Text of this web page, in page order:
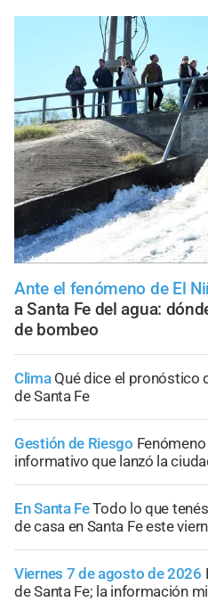
Ante el fenómeno de El
a Santa Fe del agua:
de bombeo
Clima Qué dice el pronóstico
de Santa Fe
Gestión de Riesgo
informativo que lanzó la
En Santa FeTodo lo que
de casa en Santa Fe este
Viernes 7 de agosto de 2026
de Santa Fe; la información